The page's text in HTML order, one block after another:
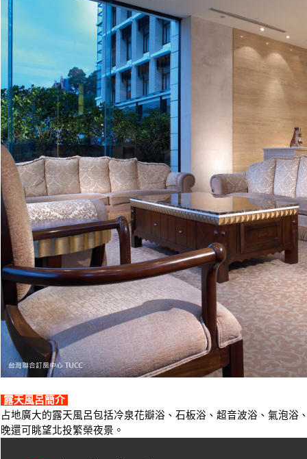
露天風呂簡介
占地廣大的露天風呂包括冷泉花瓣浴、石板浴、超音波浴、氣泡
晚還可眺望北投繁榮夜景。